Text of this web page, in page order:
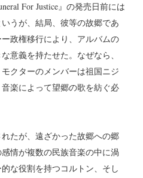
For Justice』の発売日前には
うが、結局、彼等の故郷であ
政権移行により、アルバムの
意義を持たせた。なぜなら、
クターのメンバーは祖国ニジ
楽によって望郷の歌を紡ぐ必
たが、遠ざかった故郷への郷
情が複数の民族音楽の中に渦
な役割を持つコルトン、そし